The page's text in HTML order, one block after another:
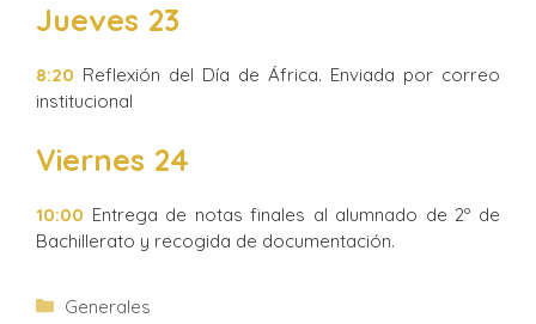
Jueves 23
8:20 Reflexión del Día de África. Enviada por correo
institucional
Viernes 24
10:00 Entrega de notas finales al alumnado de 2º de
Bachillerato y recogida de documentación.
Generales